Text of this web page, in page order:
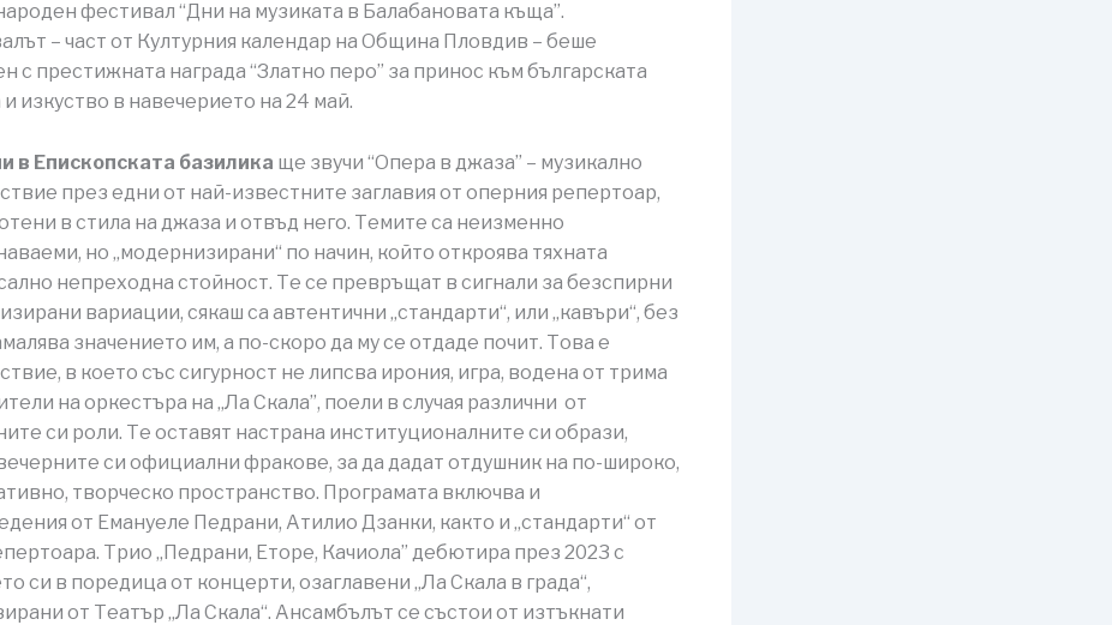
фестивал “Дни на музиката в Балабановата къща”.
– част от Културния календар на Община Пловдив – беше
с престижната награда “Златно перо” за принос към българската
и изкуство в навечерието на 24 май.
в Епископската базилика ще звучи “Опера в джаза” – музикално
през едни от най-известните заглавия от оперния репертоар,
в стила на джаза и отвъд него. Темите са неизменно
но „модернизирани“ по начин, който откроява тяхната
непреходна стойност. Те се превръщат в сигнали за безспирни
вариации, сякаш са автентични „стандарти“, или „кавъри“, без
значението им, а по-скоро да му се отдаде почит. Това е
в което със сигурност не липсва ирония, игра, водена от трима
на оркестъра на „Ла Скала”, поели в случая различни от
си роли. Те оставят настрана институционалните си образи,
си официални фракове, за да дадат отдушник на по-широко,
творческо пространство. Програмата включва и
от Емануеле Педрани, Атилио Дзанки, както и „стандарти“ от
Трио „Педрани, Еторе, Качиола” дебютира през 2023 с
си в поредица от концерти, озаглавени „Ла Скала в града“,
от Театър „Ла Скала“. Ансамбълът се състои от изтъкнати